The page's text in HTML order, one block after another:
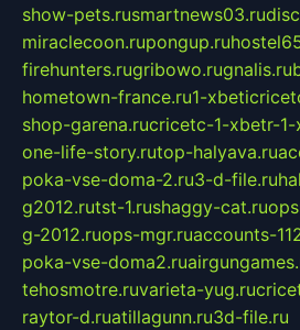
show-pets.rusmartnews03.ru
miraclecoon.rupongup.ru
firehunters.rugribowo.rugnalis.ru
hometown-france.ru1-
shop-garena.rucricetc-1-xbetr-
one-life-story.rutop-halyava.ru
poka-vse-doma-2.ru3-d-file.ru
g2012.rutst-1.rushaggy-cat.ru
g-2012.ruops-mgr.ruaccounts-
poka-vse-doma2.ru
tehosmotre.ruvarieta-yug.ru
raytor-d.ruatillagunn.ru3d-file.ru